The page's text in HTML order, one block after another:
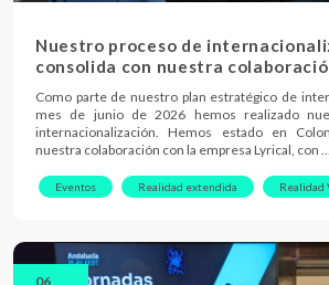
Nuestro proceso de
consolida con nuestra
Como parte de nuestro plan estratégico de
mes de junio de 2026 hemos realizado
internacionalización. Hemos estado en
nuestra colaboración con la empresa Lyrical, con …
Eventos Realidad extendida Realidad
06